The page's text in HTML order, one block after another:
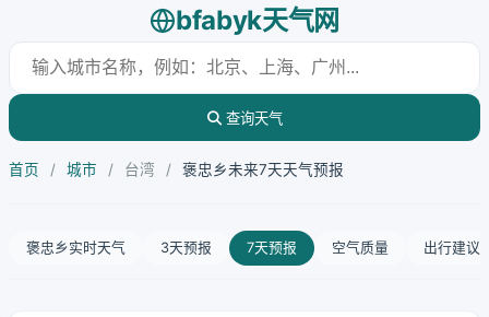
bfabyk天气网
查询天气
首页 / 城市 / 台湾 / 褒忠乡未来7天天气预报
褒忠乡实时天气 3天预报 7天预报 空气质量 出行建议